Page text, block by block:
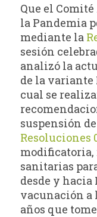
Que el
la Pandemia
mediante la
sesión
analizó la
de la variante
cual se
suspensión
Resoluciones
modificatoria,
sanitarias
desde y
vacunación a
años que